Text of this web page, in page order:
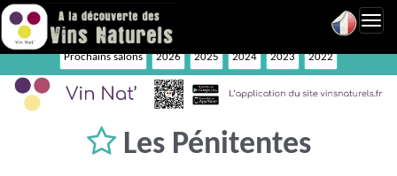
Prochains salons 2026 2025 2024 2023 2022
Les Pénitentes